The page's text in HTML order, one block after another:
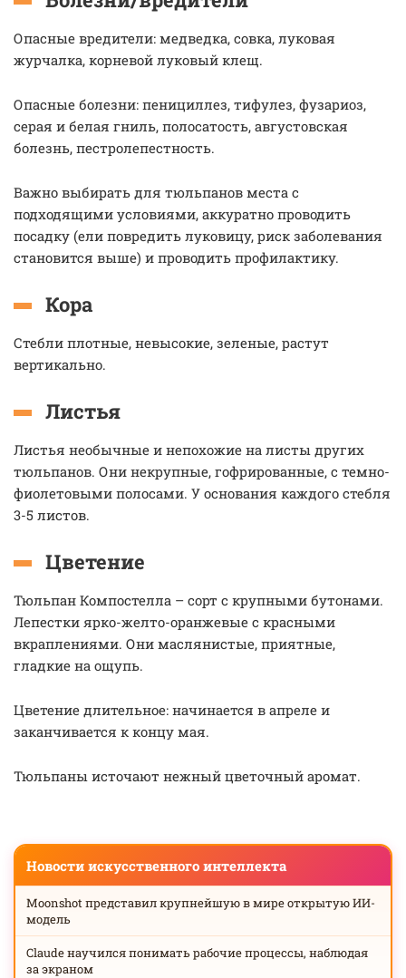
Опасные вредители: медведка, совка, луковая
журчалка, корневой луковый клещ.
Опасные болезни: пенициллез, тифулез, фузариоз,
серая и белая гниль, полосатость, августовская
болезнь, пестролепестность.
Важно выбирать для тюльпанов места с
подходящими условиями, аккуратно проводить
посадку (ели повредить луковицу, риск заболевания
становится выше) и проводить профилактику.
Кора
Стебли плотные, невысокие, зеленые, растут
вертикально.
Листья
Листья необычные и непохожие на листы других
тюльпанов. Они некрупные, гофрированные, с темно-
фиолетовыми полосами. У основания каждого стебля
3-5 листов.
Цветение
Тюльпан Компостелла – сорт с крупными бутонами.
Лепестки ярко-желто-оранжевые с красными
вкраплениями. Они маслянистые, приятные,
гладкие на ощупь.
Цветение длительное: начинается в апреле и
заканчивается к концу мая.
Тюльпаны источают нежный цветочный аромат.
Новости искусственного интеллекта
Moonshot представил крупнейшую в мире открытую ИИ-
модель
Claude научился понимать рабочие процессы, наблюдая
за экраном